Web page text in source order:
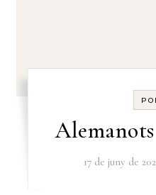
17 de juny de